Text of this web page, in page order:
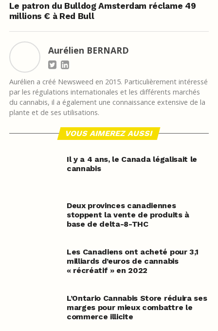
Le patron du Bulldog Amsterdam réclame 49
millions € à Red Bull
Aurélien BERNARD
Aurélien a créé Newsweed en 2015. Particulièrement intéressé
par les régulations internationales et les différents marchés
du cannabis, il a également une connaissance extensive de la
plante et de ses utilisations.
VOUS AIMEREZ AUSSI
Il y a 4 ans, le Canada légalisait le
cannabis
Deux provinces canadiennes
stoppent la vente de produits à
base de delta-8-THC
Les Canadiens ont acheté pour 3,1
milliards d’euros de cannabis
« récréatif » en 2022
L’Ontario Cannabis Store réduira ses
marges pour mieux combattre le
commerce illicite